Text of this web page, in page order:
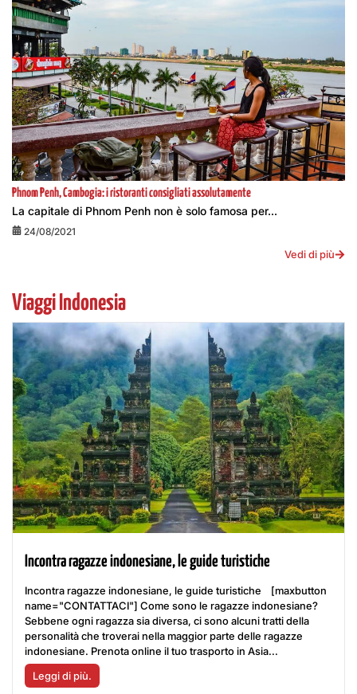
Phnom Penh, Cambogia: i ristoranti consigliati assolutamente
La capitale di Phnom Penh non è solo famosa per...
24/08/2021
Vedi di più
Viaggi Indonesia
Incontra ragazze indonesiane, le guide turistiche
Incontra ragazze indonesiane, le guide turistiche [maxbutton
name="CONTATTACI"] Come sono le ragazze indonesiane?
Sebbene ogni ragazza sia diversa, ci sono alcuni tratti della
personalità che troverai nella maggior parte delle ragazze
indonesiane. Prenota online il tuo trasporto in Asia...
Leggi di più.